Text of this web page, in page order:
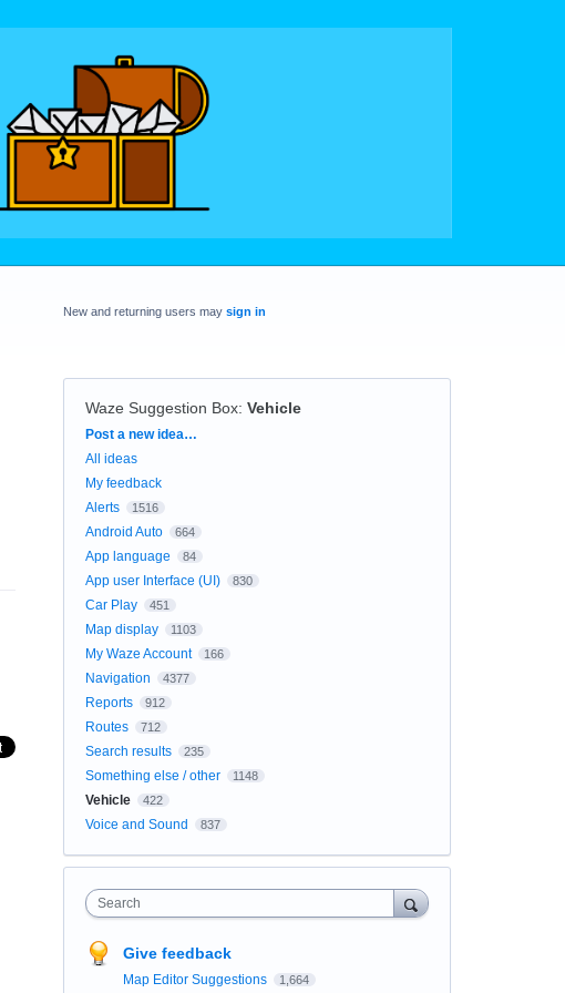
New and returning users may sign in
Waze Suggestion Box: Vehicle
Categories
Post a new idea…
All ideas
My feedback
Alerts
1516
Android Auto 664
App language 84
App user Interface (UI) 830
Car Play 451
Map display 1103
My Waze Account 166
Navigation 4377
Reports 912
Routes 712
Search results 235
Something else / other 1148
Vehicle 422
Voice and Sound 837
Search
Give feedback
Map Editor Suggestions 1,664